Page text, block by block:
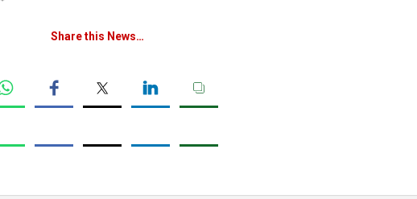
Share this News…